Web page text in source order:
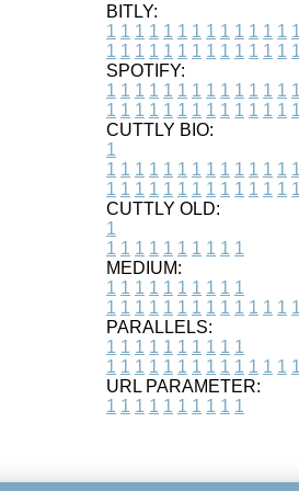
BITLY:
1 1 1 1 1 1 1 1 1 1 1 1 1 1
1 1 1 1 1 1 1 1 1 1 1 1 1 1
SPOTIFY:
1 1 1 1 1 1 1 1 1 1 1 1 1 1
1 1 1 1 1 1 1 1 1 1 1 1 1 1
CUTTLY BIO:
1
1 1 1 1 1 1 1 1 1 1 1 1 1 1
1 1 1 1 1 1 1 1 1 1 1 1 1 1
CUTTLY OLD:
1
1 1 1 1 1 1 1 1 1 1
MEDIUM:
1 1 1 1 1 1 1 1 1 1
1 1 1 1 1 1 1 1 1 1 1 1 1 1
PARALLELS:
1 1 1 1 1 1 1 1 1 1
1 1 1 1 1 1 1 1 1 1 1 1 1 1
URL PARAMETER:
1 1 1 1 1 1 1 1 1 1